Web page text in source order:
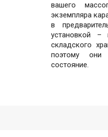
вашего
экземпляра
в
установкой –
складского
поэтому они
состояние.